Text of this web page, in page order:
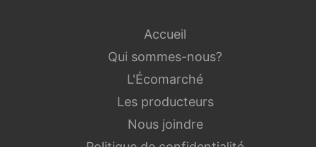
Accueil
Qui sommes-nous?
L'Écomarché
Les producteurs
Nous joindre